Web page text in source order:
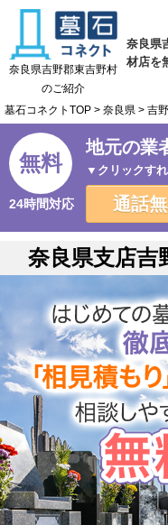
奈良県
材店を
奈良県吉野郡東吉野村
のご紹介
墓石コネクトTOP > 奈良県 > 吉
無料
24時間対応
地元の業
▼クリックす
通話
奈良県支店吉